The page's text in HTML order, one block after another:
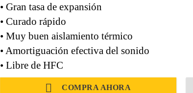
• Gran tasa de expansión
• Curado rápido
• Muy buen aislamiento térmico
• Amortiguación efectiva del sonido
• Libre de HFC
COMPRA AHORA